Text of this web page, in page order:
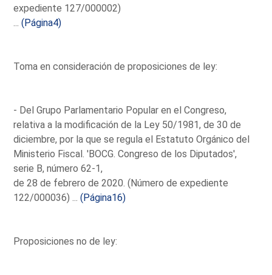
expediente 127/000002)
...(Página4)
Toma en consideración de proposiciones de ley:
- Del Grupo Parlamentario Popular en el Congreso,
relativa a la modificación de la Ley 50/1981, de 30 de
diciembre, por la que se regula el Estatuto Orgánico del
Ministerio Fiscal. 'BOCG. Congreso de los Diputados',
serie B, número 62-1,
de 28 de febrero de 2020. (Número de expediente
122/000036) ...(Página16)
Proposiciones no de ley: